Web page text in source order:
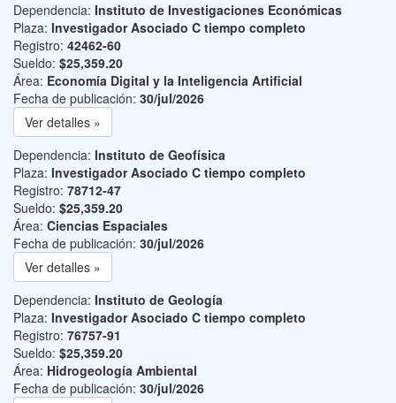
Dependencia: Instituto de Investigaciones Económicas
Plaza: Investigador Asociado C tiempo completo
Registro: 42462-60
Sueldo: $25,359.20
Área: Economía Digital y la Inteligencia Artificial
Fecha de publicación: 30/jul/2026
Ver detalles »
Dependencia: Instituto de Geofísica
Plaza: Investigador Asociado C tiempo completo
Registro: 78712-47
Sueldo: $25,359.20
Área: Ciencias Espaciales
Fecha de publicación: 30/jul/2026
Ver detalles »
Dependencia: Instituto de Geología
Plaza: Investigador Asociado C tiempo completo
Registro: 76757-91
Sueldo: $25,359.20
Área: Hidrogeología Ambiental
Fecha de publicación: 30/jul/2026